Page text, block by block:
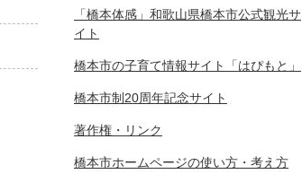
「橋本体感」和歌山県橋本市公式観光サ
イト
橋本市の子育て情報サイト「はぴもと」
橋本市制20周年記念サイト
著作権・リンク
橋本市ホームページの使い方・考え方